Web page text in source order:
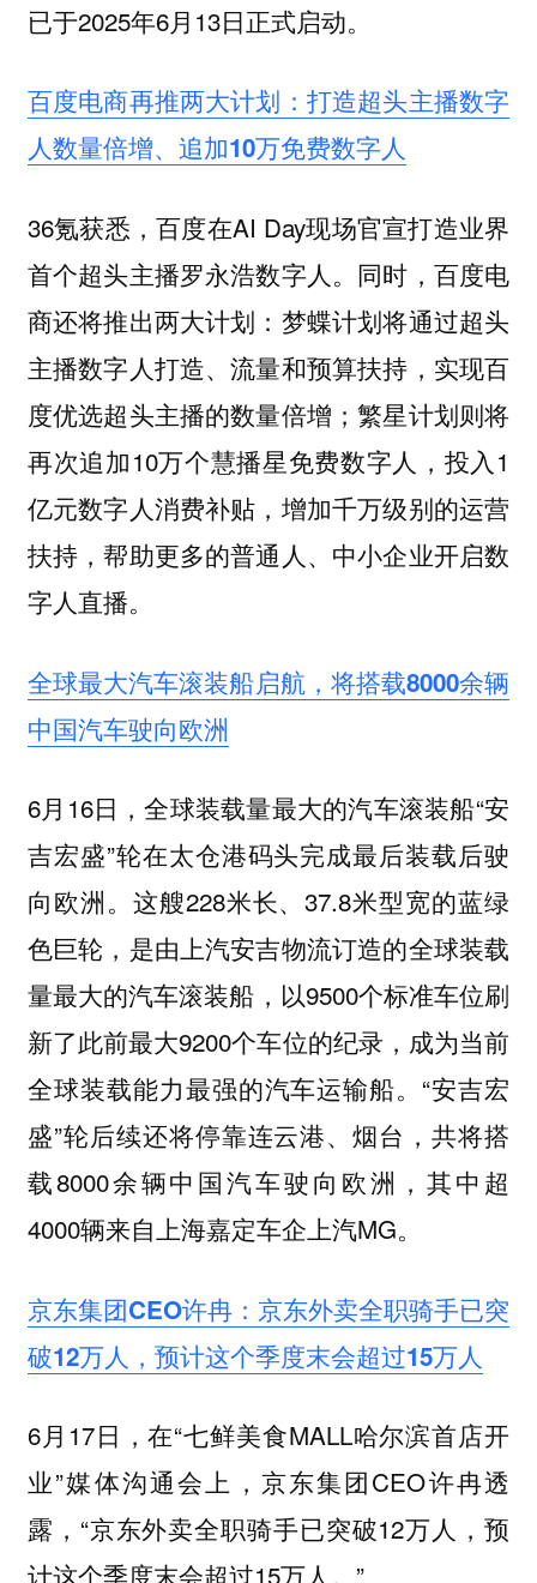
已于2025年6月13日正式启动。
百度电商再推两大计划：打造超头主播数字
人数量倍增、追加10万免费数字人
36氪获悉，百度在AI Day现场官宣打造业界
首个超头主播罗永浩数字人。同时，百度电
商还将推出两大计划：梦蝶计划将通过超头
主播数字人打造、流量和预算扶持，实现百
度优选超头主播的数量倍增；繁星计划则将
再次追加10万个慧播星免费数字人，投入1
亿元数字人消费补贴，增加千万级别的运营
扶持，帮助更多的普通人、中小企业开启数
字人直播。
全球最大汽车滚装船启航，将搭载8000余辆
中国汽车驶向欧洲
6月16日，全球装载量最大的汽车滚装船“安
吉宏盛”轮在太仓港码头完成最后装载后驶
向欧洲。这艘228米长、37.8米型宽的蓝绿
色巨轮，是由上汽安吉物流订造的全球装载
量最大的汽车滚装船，以9500个标准车位刷
新了此前最大9200个车位的纪录，成为当前
全球装载能力最强的汽车运输船。“安吉宏
盛”轮后续还将停靠连云港、烟台，共将搭
载8000余辆中国汽车驶向欧洲，其中超
4000辆来自上海嘉定车企上汽MG。
京东集团CEO许冉：京东外卖全职骑手已突
破12万人，预计这个季度末会超过15万人
6月17日，在“七鲜美食MALL哈尔滨首店开
业”媒体沟通会上，京东集团CEO许冉透
露，“京东外卖全职骑手已突破12万人，预
计这个季度末会超过15万人。”